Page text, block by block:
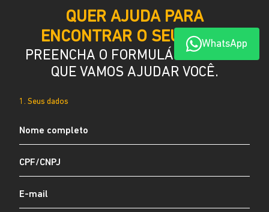
QUER AJUDA PARA
ENCONTRAR O SEU JEEP?
PREENCHA O FORMULÁRIO ABAIXO
QUE VAMOS AJUDAR VOCÊ.
1. Seus dados
WhatsApp